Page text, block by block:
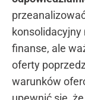
finanse, ale
oferty
warunków